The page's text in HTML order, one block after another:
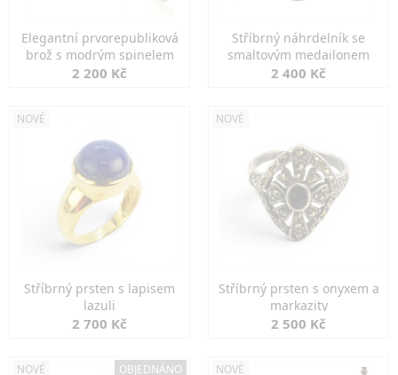
Elegantní prvorepubliková
brož s modrým spinelem
2 200 Kč
Stříbrný náhrdelník se
smaltovým medailonem
2 400 Kč
NOVÉ
Stříbrný prsten s lapisem
lazuli
2 700 Kč
NOVÉ
Stříbrný prsten s onyxem a
markazity
2 500 Kč
NOVÉ OBJEDNÁNO NOVÉ